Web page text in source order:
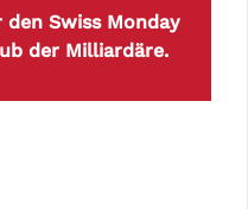
Swiss Monday
der Milliardäre.